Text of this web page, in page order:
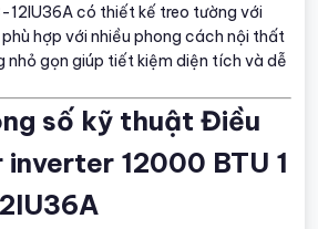
12IU36A có thiết kế treo tường với
hợp với nhiều phong cách nội thất
nhỏ gọn giúp tiết kiệm diện tích và dễ
số kỹ thuật Điều
12000 BTU 1